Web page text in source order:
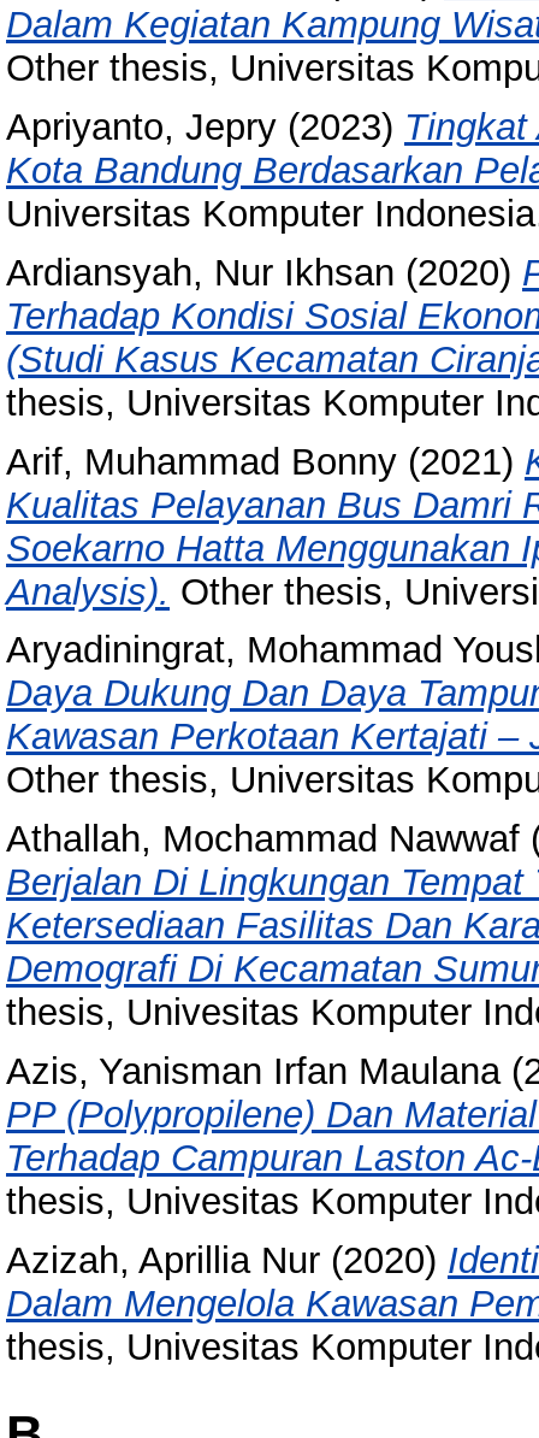
Dalam Kegiatan Kampung
Other thesis, Universitas
Apriyanto, Jepry (2023)
Kota Bandung Berdasarkan
Universitas Komputer
Ardiansyah, Nur Ikhsan (2020)
Terhadap Kondisi Sosial
(Studi Kasus Kecamatan
thesis, Universitas Komputer
Arif, Muhammad Bonny (2021)
Kualitas Pelayanan Bus Damri
Soekarno Hatta Menggunakan
Analysis). Other thesis,
Aryadiningrat, Mohammad
Daya Dukung Dan Daya
Kawasan Perkotaan Kertajati
Other thesis, Universitas
Athallah, Mochammad Nawwaf
Berjalan Di Lingkungan
Ketersediaan Fasilitas Dan
Demografi Di Kecamatan
thesis, Univesitas Komputer
Azis, Yanisman Irfan Maulana
PP (Polypropilene) Dan
Terhadap Campuran Laston
thesis, Univesitas Komputer
Azizah, Aprillia Nur (2020)
Dalam Mengelola Kawasan
thesis, Univesitas Komputer